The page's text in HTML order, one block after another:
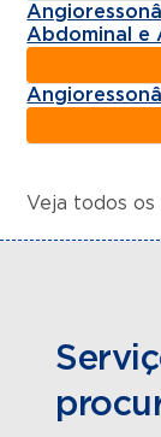
Abdominal e
Veja todos os